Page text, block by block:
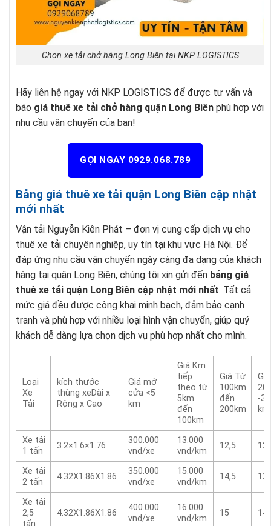
Chọn xe tải chở hàng Long Biên tại NKP LOGISTICS
Hãy liên hệ ngay với NKP LOGISTICS để được tư vấn và
báo giá thuê xe tải chở hàng quận Long Biên phù hợp với
nhu cầu vận chuyển của bạn!
GỌI NGAY 0929.068.789
Bảng giá thuê xe tải quận Long Biên cập nhật
mới nhất
Vận tải Nguyễn Kiên Phát – đơn vị cung cấp dịch vụ cho
thuê xe tải chuyên nghiệp, uy tín tại khu vực Hà Nội. Để
đáp ứng nhu cầu vận chuyển ngày càng đa dạng của khách
hàng tại quận Long Biên, chúng tôi xin gửi đến bảng giá
thuê xe tải quận Long Biên cập nhật mới nhất. Tất cả
mức giá đều được công khai minh bạch, đảm bảo cạnh
tranh và phù hợp với nhiều loại hình vận chuyển, giúp quý
khách dễ dàng lựa chọn dịch vụ phù hợp nhất cho mình.
Loại
Xe
Tải
kích thước
thùng xeDài x
Rộng x Cao
Giá mở
cửa <5
km
Giá Km
tiếp
theo từ
5km
đến
100km
Giá Từ
100km
đến
200km
-
km
Xe tải
1 tấn
3.2×1.6×1.76
300.000
vnd/xe
13.000
vnd/km
12,5 12
Xe tải
2 tấn
4.32X1.86X1.86
350.000
vnd/xe
15.000
vnd/km
14,5
Xe tải
2,5
4.32X1.86X1.86
400.000
vnd/xe
16.000
vnd/km
15 14